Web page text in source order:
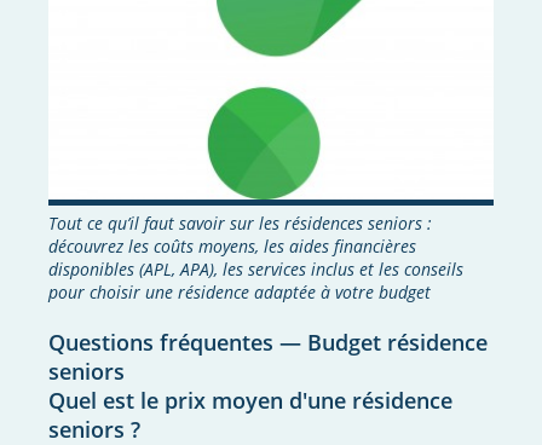
Tout ce qu’il faut savoir sur les résidences seniors :
découvrez les coûts moyens, les aides financières
disponibles (APL, APA), les services inclus et les conseils
pour choisir une résidence adaptée à votre budget
Questions fréquentes — Budget résidence
seniors
Quel est le prix moyen d'une résidence
seniors ?